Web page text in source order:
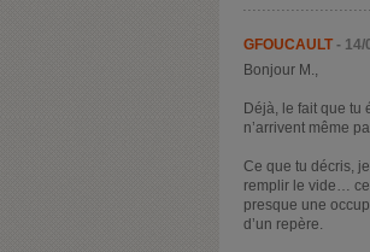
GFOUCAULT- 14/
Bonjour M.,
Déjà, le fait que tu
n’arrivent même
Ce que tu décris,
remplir le vide… ce
presque une
d’un repère.